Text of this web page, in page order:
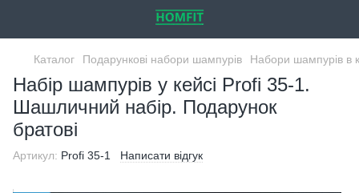
Каталог Подарункові набори шампурів Набори шампурів в
Набір шампурів у кейсі Profi 35-1.
Шашличний набір. Подарунок
братові
Артикул: Profi 35-1 Написати відгук